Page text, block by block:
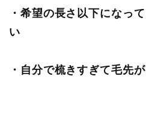
・希望の長さ以下になっ
い
・自分で梳きすぎて毛先